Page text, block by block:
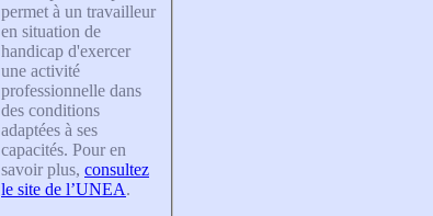
permet à un travailleur
en situation de
handicap d'exercer
une activité
professionnelle dans
des conditions
adaptées à ses
capacités. Pour en
savoir plus, consultez
le site de l’UNEA.